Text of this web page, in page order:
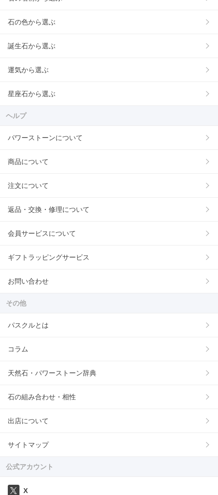
石の色から選ぶ
誕生石から選ぶ
運気から選ぶ
星座石から選ぶ
ヘルプ
パワーストーンについて
商品について
注文について
返品・交換・修理について
会員サービスについて
ギフトラッピングサービス
お問い合わせ
その他
パスクルとは
コラム
天然石・パワーストーン辞典
石の組み合わせ・相性
出店について
サイトマップ
公式アカウント
X